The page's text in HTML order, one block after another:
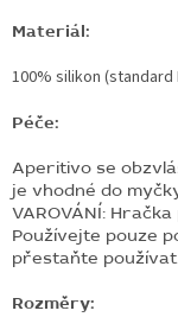
Materiál:
100% silikon (standard
Péče:
Aperitivo se
je vhodné do
VAROVÁNÍ: Hračka
Používejte pouze
přestaňte
Rozměry: